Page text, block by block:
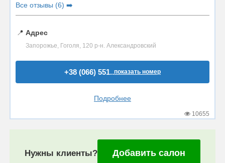
Все отзывы (6) ➡️
📍 Адрес
Запорожье, Гоголя, 120 р-н. Александровский
+38 (066) 551..показать номер
Подробнее
10655
Нужны клиенты? Добавить салон